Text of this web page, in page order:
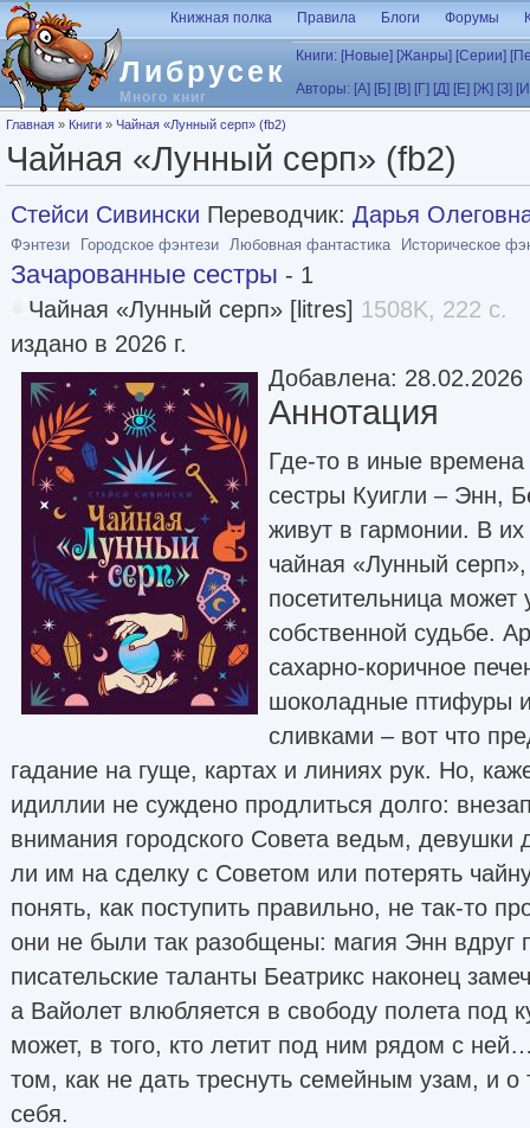
Перейти к основному содержанию
Либрусек
Много книг
Книжная полка Правила Блоги Форумы
Книги: [Новые] [Жанры] [Серии]
Авторы: [А] [Б] [В] [Г] [Д] [Е] [Ж] [З]
Вы здесь
Главная » Книги » Чайная «Лунный серп» (fb2)
Чайная «Лунный серп» (fb2)
Стейси Сивински Переводчик: Дарья
Фэнтези Городское фэнтези Любовная фантастика Историческое
Зачарованные сестры - 1
Чайная «Лунный серп» [litres] 1508K, 222 с.
издано в 2026 г.
Добавлена: 28.02.2026
Аннотация
Где-то в иные
сестры Куигли – Энн,
живут в гармонии. В их
чайная «Лунный
посетительница
собственной судьбе.
сахарно-коричное
шоколадные птифуры
сливками – вот что
гадание на гуще, картах и линиях рук. Но,
идиллии не суждено продлиться долго:
внимания городского Совета ведьм,
ли им на сделку с Советом или потерять
понять, как поступить правильно, не так-то
они не были так разобщены: магия Энн вдруг
писательские таланты Беатрикс наконец
а Вайолет влюбляется в свободу полета под
может, в того, кто летит под ним рядом с
том, как не дать треснуть семейным узам, и о
себя.